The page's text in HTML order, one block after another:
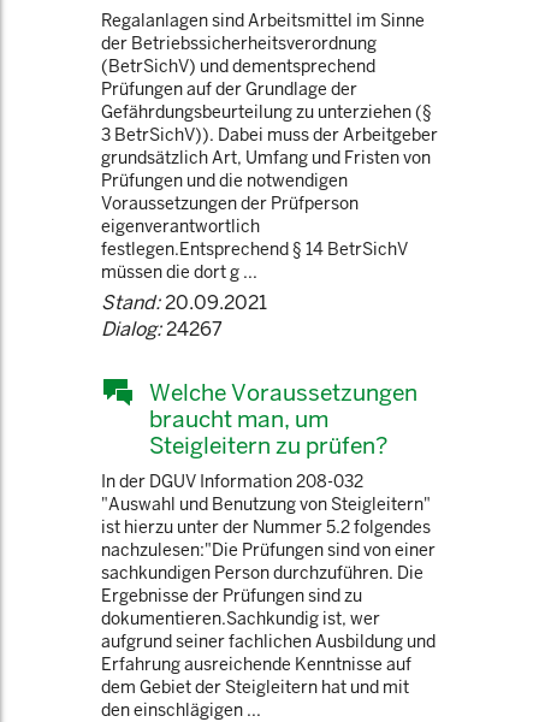
Regalanlagen sind Arbeitsmittel im Sinne
der Betriebssicherheitsverordnung
(BetrSichV) und dementsprechend
Prüfungen auf der Grundlage der
Gefährdungsbeurteilung zu unterziehen (§
3 BetrSichV)). Dabei muss der Arbeitgeber
grundsätzlich Art, Umfang und Fristen von
Prüfungen und die notwendigen
Voraussetzungen der Prüfperson
eigenverantwortlich
festlegen.Entsprechend § 14 BetrSichV
müssen die dort g ...
Stand:20.09.2021
Dialog:24267
Welche Voraussetzungen
braucht man, um
Steigleitern zu prüfen?
In der DGUV Information 208-032
"Auswahl und Benutzung von Steigleitern"
ist hierzu unter der Nummer 5.2 folgendes
nachzulesen:"Die Prüfungen sind von einer
sachkundigen Person durchzuführen. Die
Ergebnisse der Prüfungen sind zu
dokumentieren.Sachkundig ist, wer
aufgrund seiner fachlichen Ausbildung und
Erfahrung ausreichende Kenntnisse auf
dem Gebiet der Steigleitern hat und mit
den einschlägigen ...